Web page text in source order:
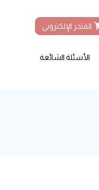
المتجر الإلكتروني
الأسئلة الشائعة